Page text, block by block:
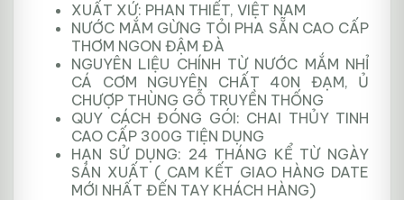
XUẤT XỨ: PHAN THIẾT, VIỆT NAM
NƯỚC MẮM GỪNG TỎI PHA SẴN CAO CẤP
THƠM NGON ĐẬM ĐÀ
NGUYÊN LIỆU CHÍNH TỪ NƯỚC MẮM NHỈ
CÁ CƠM NGUYÊN CHẤT 40N ĐẠM, Ủ
CHƯỢP THÙNG GỖ TRUYỀN THỐNG
QUY CÁCH ĐÓNG GÓI: CHAI THỦY TINH
CAO CẤP 300G TIỆN DỤNG
HẠN SỬ DỤNG: 24 THÁNG KỂ TỪ NGÀY
SẢN XUẤT ( CAM KẾT GIAO HÀNG DATE
MỚI NHẤT ĐẾN TAY KHÁCH HÀNG)